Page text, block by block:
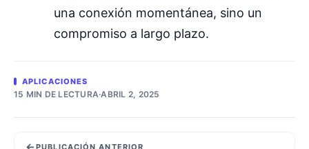
una conexión momentánea, sino un
compromiso a largo plazo.
APLICACIONES
15 MIN DE LECTURA·ABRIL 2, 2025
←PUBLICACIÓN ANTERIOR